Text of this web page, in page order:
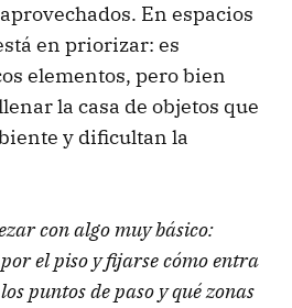
En espacios
en priorizar: es
elementos, pero bien
la casa de objetos que
y dificultan la
con algo muy básico:
el piso y fijarse cómo entra
puntos de paso y qué zonas